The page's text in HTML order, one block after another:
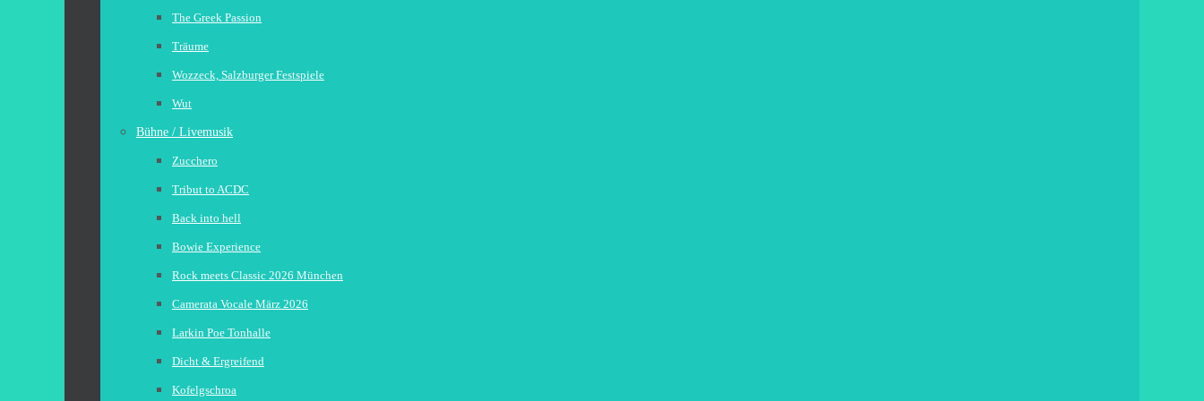
The Greek Passion
Träume
Wozzeck, Salzburger Festspiele
Wut
Bühne / Livemusik
Zucchero
Tribut to ACDC
Back into hell
Bowie Experience
Rock meets Classic 2026 München
Camerata Vocale März 2026
Larkin Poe Tonhalle
Dicht & Ergreifend
Kofelgschroa